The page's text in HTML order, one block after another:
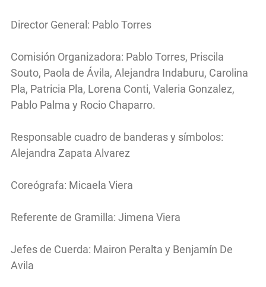
Director General: Pablo Torres
Comisión Organizadora: Pablo Torres, Priscila
Souto, Paola de Ávila, Alejandra Indaburu, Carolina
Pla, Patricia Pla, Lorena Conti, Valeria Gonzalez,
Pablo Palma y Rocio Chaparro.
Responsable cuadro de banderas y símbolos:
Alejandra Zapata Alvarez
Coreógrafa: Micaela Viera
Referente de Gramilla: Jimena Viera
Jefes de Cuerda: Mairon Peralta y Benjamín De
Avila